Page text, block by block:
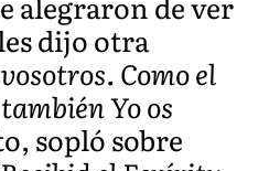
dijo otra
Como el
Yo os
sopló sobre